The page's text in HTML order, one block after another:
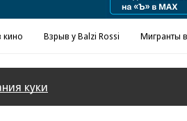
кино Взрыв у Balzi Rossi Мигранты
куки